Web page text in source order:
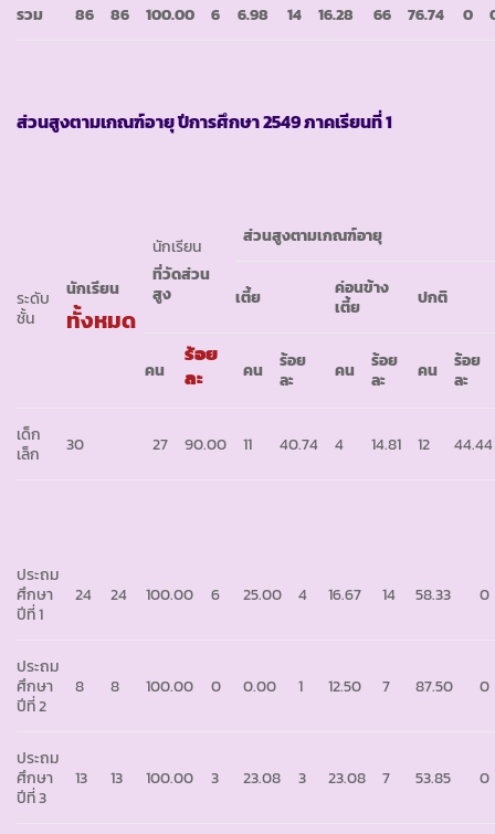
รวม 86 86 100.00 6 6.98 14 16.28 66 76.74 0
ส่วนสูงตามเกณฑ์อายุ ปีการศึกษา2549 ภาคเรียนที่ 1
ระดับ
ชั้น
นักเรียน
ทั้งหมด
นักเรียน
ที่วัดส่วน
สูง
ส่วนสูงตามเกณฑ์อายุ
เตี้ย
ค่อนข้าง
เตี้ย
ปกติ
คน
ร้อย
ละ
คน
ร้อย
ละ
คน
ร้อย
ละ
คน
ร้อย
ละ
เด็ก
เล็ก
30 27 90.00 11 40.74 4 14.81 12 44.44
ประถม
ศึกษา
ปีที่ 1
24 24 100.00 6 25.00 4 16.67 14 58.33 0
ประถม
ศึกษา
ปีที่ 2
8 8 100.00 0 0.00 1 12.50 7 87.50 0
ประถม
ศึกษา
ปีที่ 3
13 13 100.00 3 23.08 3 23.08 7 53.85 0